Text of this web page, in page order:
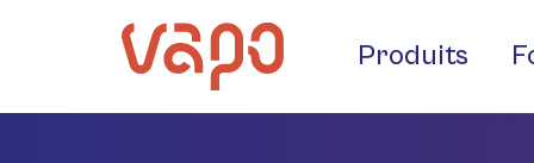
Produits